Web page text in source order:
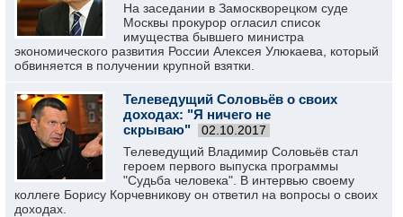
На заседании в Замоскворецком суде
Москвы прокурор огласил список
имущества бывшего министра
экономического развития России Алексея Улюкаева, который
обвиняется в получении крупной взятки.
Телеведущий Соловьёв о своих
доходах: "Я ничего не
скрываю"
02.10.2017
Телеведущий Владимир Соловьёв стал
героем первого выпуска программы
"Судьба человека". В интервью своему
коллеге Борису Корчевникову он ответил на вопросы о своих
доходах.